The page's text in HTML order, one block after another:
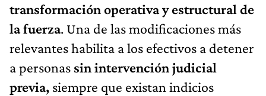
transformación operativa y estructural de
la fuerza. Una de las modificaciones más
relevantes habilita a los efectivos a detener
a personas sin intervención judicial
previa, siempre que existan indicios